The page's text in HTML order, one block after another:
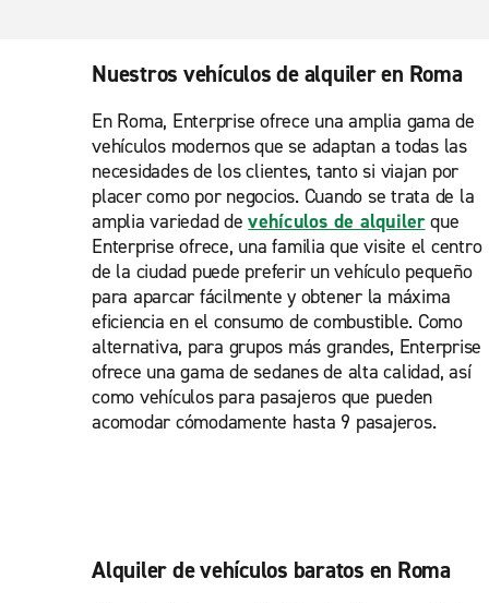
Nuestros vehículos de alquiler en Roma
En Roma, Enterprise ofrece una amplia gama de
vehículos modernos que se adaptan a todas las
necesidades de los clientes, tanto si viajan por
placer como por negocios. Cuando se trata de la
amplia variedad devehículos de alquilerque
Enterprise ofrece, una familia que visite el centro
de la ciudad puede preferir un vehículo pequeño
para aparcar fácilmente y obtener la máxima
eficiencia en el consumo de combustible. Como
alternativa, para grupos más grandes, Enterprise
ofrece una gama de sedanes de alta calidad, así
como vehículos para pasajeros que pueden
acomodar cómodamente hasta 9 pasajeros.
Alquiler de vehículos baratos en Roma